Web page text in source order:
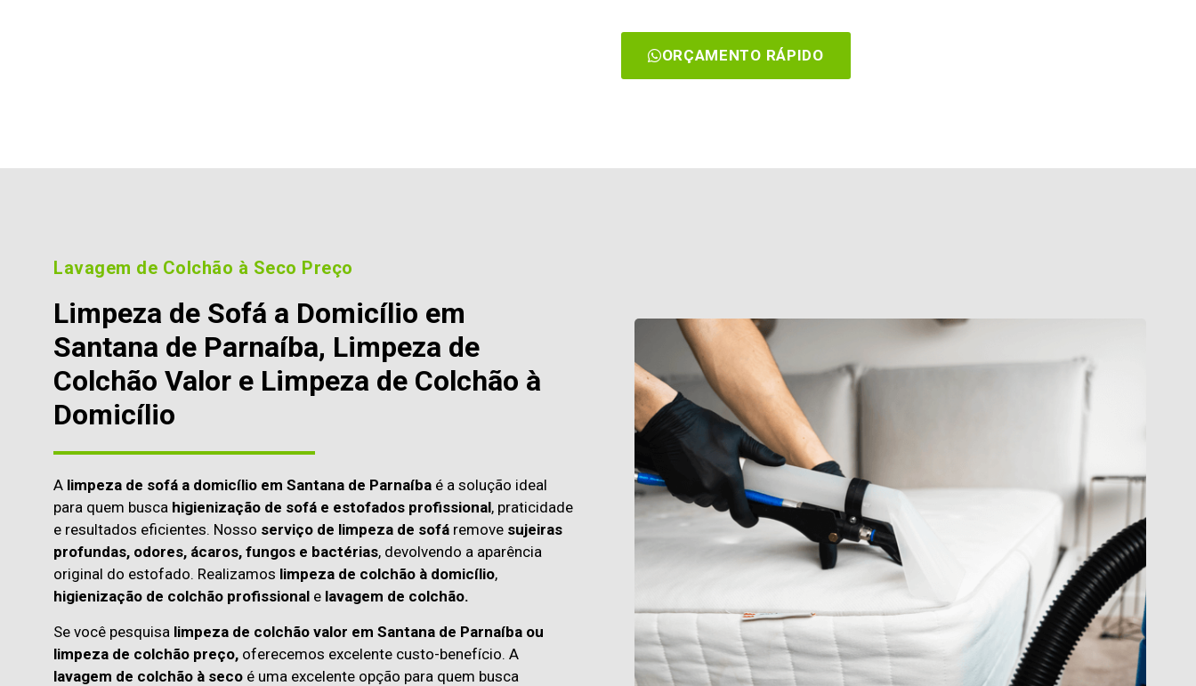
ORÇAMENTO RÁPIDO
Lavagem de Colchão à Seco Preço
Limpeza de Sofá a Domicílio em
Santana de Parnaíba, Limpeza de
Colchão Valor e Limpeza de Colchão à
Domicílio
A limpeza de sofá a domicílio em Santana de Parnaíba é a solução ideal
para quem busca higienização de sofá e estofados profissional, praticidade
e resultados eficientes. Nosso serviço de limpeza de sofá remove sujeiras
profundas, odores, ácaros, fungos e bactérias, devolvendo a aparência
original do estofado. Realizamos limpeza de colchão à domicílio,
higienização de colchão profissional e lavagem de colchão.
Se você pesquisa limpeza de colchão valor em Santana de Parnaíba ou
limpeza de colchão preço, oferecemos excelente custo-benefício. A
lavagem de colchão à seco é uma excelente opção para quem busca